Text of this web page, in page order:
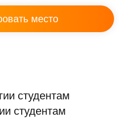
студентам